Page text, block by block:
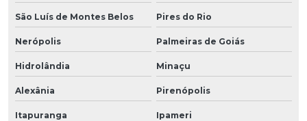
São Luís de Montes Belos Pires do Rio
Nerópolis Palmeiras de Goiás
Hidrolândia Minaçu
Alexânia Pirenópolis
Itapuranga Ipameri